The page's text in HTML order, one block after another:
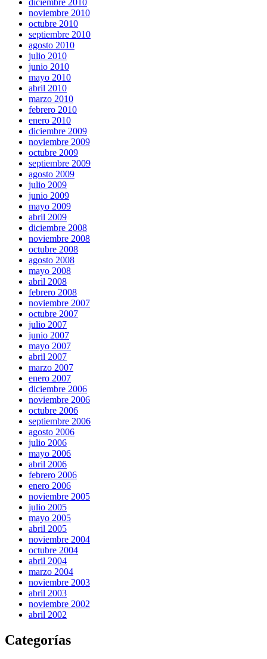
noviembre 2010
octubre 2010
septiembre 2010
agosto 2010
julio 2010
junio 2010
mayo 2010
abril 2010
marzo 2010
febrero 2010
enero 2010
diciembre 2009
noviembre 2009
octubre 2009
septiembre 2009
agosto 2009
julio 2009
junio 2009
mayo 2009
abril 2009
diciembre 2008
noviembre 2008
octubre 2008
agosto 2008
mayo 2008
abril 2008
febrero 2008
noviembre 2007
octubre 2007
julio 2007
junio 2007
mayo 2007
abril 2007
marzo 2007
enero 2007
diciembre 2006
noviembre 2006
octubre 2006
septiembre 2006
agosto 2006
julio 2006
mayo 2006
abril 2006
febrero 2006
enero 2006
noviembre 2005
julio 2005
mayo 2005
abril 2005
noviembre 2004
octubre 2004
abril 2004
marzo 2004
noviembre 2003
abril 2003
noviembre 2002
abril 2002
Categorías